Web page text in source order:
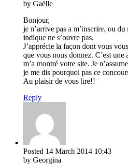
by Gaëlle
Bonjour,
je n’arrive pas a m’inscrire, ou
indique ne s’ouvre pas.
J’apprécie la façon dont vous
que vous nous donnez. C’est
m’a montré votre site. Je
je me dis pourquoi pas ce
Au plaisir de vous lire!!
Reply
Posted 14 March 2014 10:43
by Georgina